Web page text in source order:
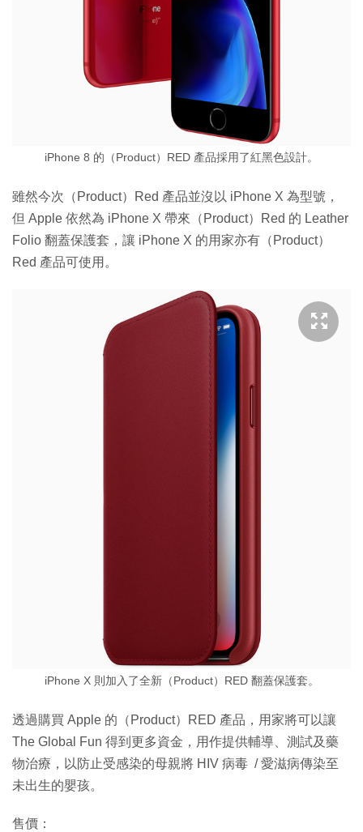
iPhone 8 的（Product）RED 產品採用了紅黑色設計。
雖然今次（Product）Red 產品並沒以 iPhone X 為型號，
但 Apple 依然為 iPhone X 帶來（Product）Red 的 Leather
Folio 翻蓋保護套，讓 iPhone X 的用家亦有（Product）
Red 產品可使用。
iPhone X 則加入了全新（Product）RED 翻蓋保護套。
透過購買 Apple 的（Product）RED 產品，用家將可以讓
The Global Fun 得到更多資金，用作提供輔導、測試及藥
物治療，以防止受感染的母親將 HIV 病毒 / 愛滋病傳染至
未出生的嬰孩。
售價：